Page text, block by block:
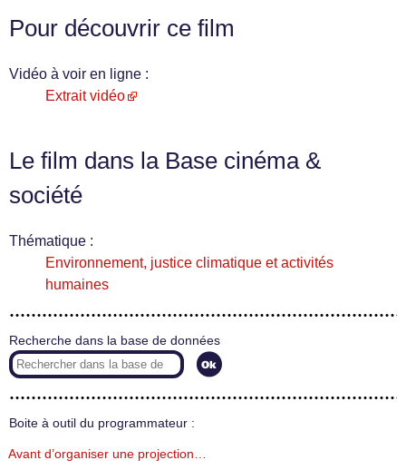
Pour découvrir ce film
Vidéo à voir en ligne :
Extrait vidéo
Le film dans la Base cinéma &
société
Thématique :
Environnement, justice climatique et activités
humaines
Recherche dans la base de données
Boite à outil du programmateur :
Avant d’organiser une projection…